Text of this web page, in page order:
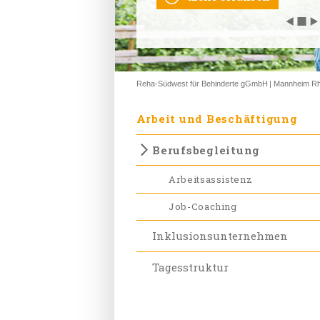
◀ ◼ ▶
◀ ◼ ▶
◀ ◼ ▶
◀ ◼ ▶
◀ ◼ ▶
Reha-Südwest für Behinderte gGmbH Mannheim
Arbeit und Beschäftigung
Berufsbegleitung
Arbeitsassistenz
Job-Coaching
Inklusionsunternehmen
Tagesstruktur